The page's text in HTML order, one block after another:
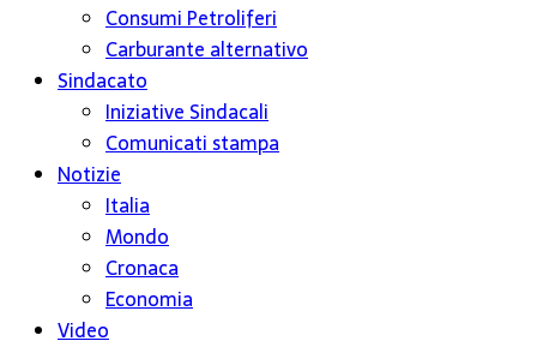
Consumi Petroliferi
Carburante alternativo
Sindacato
Iniziative Sindacali
Comunicati stampa
Notizie
Italia
Mondo
Cronaca
Economia
Video